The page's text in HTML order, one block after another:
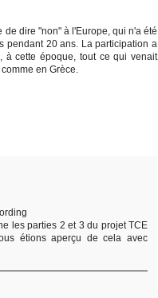
dire "non" à l'Europe, qui n'a été
pendant 20 ans. La participation a
à cette époque, tout ce qui venait
en Grèce.
les parties 2 et 3 du projet TCE
étions aperçu de cela avec